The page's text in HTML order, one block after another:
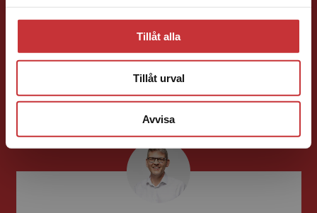
Tillåt alla
Tillåt urval
Avvisa
Läromedelsutvecklare
Svenska/Sva Gy
046-31 23 16
E-post